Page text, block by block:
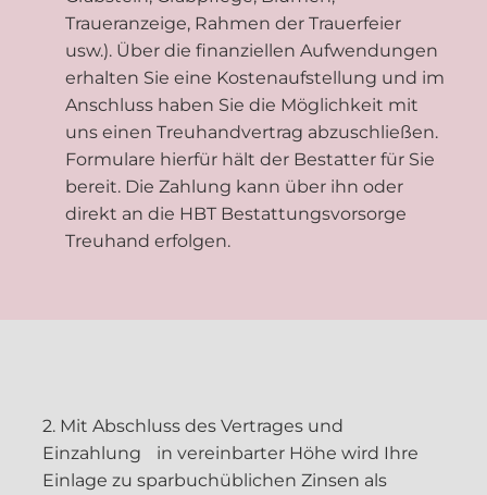
Traueranzeige, Rahmen der Trauerfeier
usw.). Über die finanziellen Aufwendungen
erhalten Sie eine Kostenaufstellung und im
Anschluss haben Sie die Möglichkeit mit
uns einen Treuhandvertrag abzuschließen.
Formulare hierfür hält der Bestatter für Sie
bereit. Die Zahlung kann über ihn oder
direkt an die HBT Bestattungsvorsorge
Treuhand erfolgen.
2. Mit Abschluss des Vertrages und
Einzahlung in vereinbarter Höhe wird Ihre
Einlage zu sparbuchüblichen Zinsen als